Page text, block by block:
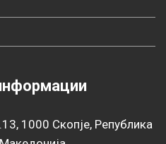
1000 Скопје, Република